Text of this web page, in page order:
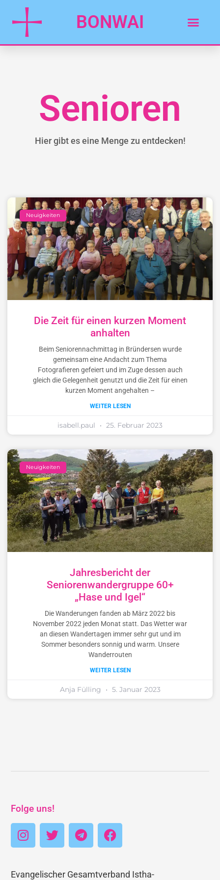
BONWAI
Senioren
Hier gibt es eine Menge zu entdecken!
Neuigkeiten
Die Zeit für einen kurzen Moment
anhalten
Beim Seniorennachmittag in Bründersen wurde
gemeinsam eine Andacht zum Thema
Fotografieren gefeiert und im Zuge dessen auch
gleich die Gelegenheit genutzt und die Zeit für einen
kurzen Moment angehalten –
WEITER LESEN
isabell.paul 25. Februar 2023
Neuigkeiten
Jahresbericht der
Seniorenwandergruppe 60+
„Hase und Igel“
Die Wanderungen fanden ab März 2022 bis
November 2022 jeden Monat statt. Das Wetter war
an diesen Wandertagen immer sehr gut und im
Sommer besonders sonnig und warm. Unsere
Wanderrouten
WEITER LESEN
Anja Fülling 5. Januar 2023
Folge uns!
Evangelischer Gesamtverband Istha-